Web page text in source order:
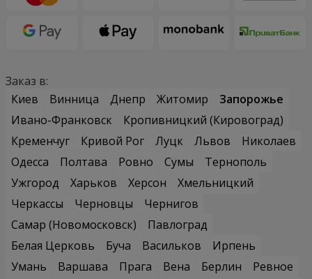
Заказ в:
Киев
Винница Днепр Житомир
Запорожье
Ивано-Франковск
Кропивницкий (Кировоград)
Кременчуг
Кривой Рог Луцк Львов
Николаев
Одесса
Полтава Ровно Сумы
Тернополь
Ужгород
Харьков Херсон
Хмельницкий
Черкассы
Черновцы
Чернигов
Самар (Новомосковск)
Павлоград
Белая Церковь
Буча Васильков
Ирпень
Умань
Варшава Прага Вена Берлин
Ревное